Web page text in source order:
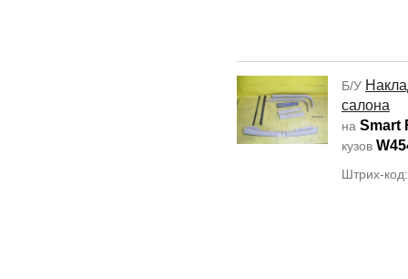
Б/У
салона
на Smart
кузов
Штрих-